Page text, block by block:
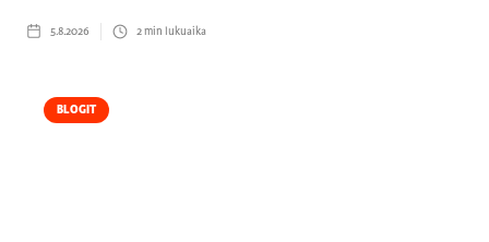
5.8.2026 2min lukuaika
BLOGIT